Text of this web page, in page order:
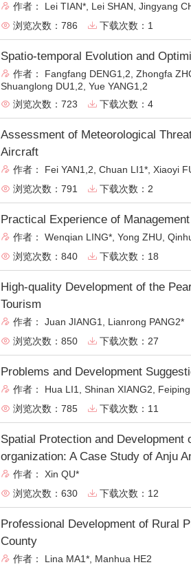
 作者： Lei TIAN*, Lei SHAN, Jingyang
 浏览次数：786 下载次数：1
Spatio-temporal Evolution and
 作者：
Fangfang DENG1,2, Zhongfa
Shuanglong DU1,2, Yue YANG1,2
 浏览次数：723 下载次数：4
Assessment of Meteorological
Aircraft
 作者： Fei YAN1,2, Chuan LI1*, Xiaoyi
 浏览次数：791 下载次数：2
Practical Experience of
 作者： Wenqian LING*, Yong ZHU,
 浏览次数：840 下载次数：18
High-quality Development of the
Tourism
 作者： Juan JIANG1, Lianrong PANG2*
 浏览次数：850 下载次数：27
Problems and Development
 作者： Hua LI1, Shinan XIANG2,
 浏览次数：785 下载次数：11
Spatial Protection and
organization: A Case Study of Anju
 作者： Xin QU*
 浏览次数：630 下载次数：12
Professional Development of Rural
County
 作者： Lina MA1*, Manhua HE2